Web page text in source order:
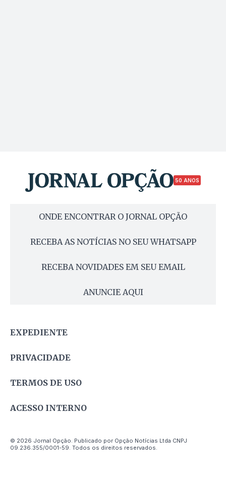
50 ANOS
ONDE ENCONTRAR O JORNAL OPÇÃO
RECEBA AS NOTÍCIAS NO SEU WHATSAPP
RECEBA NOVIDADES EM SEU EMAIL
ANUNCIE AQUI
EXPEDIENTE
PRIVACIDADE
TERMOS DE USO
ACESSO INTERNO
© 2026 Jornal Opção. Publicado por Opção Notícias Ltda CNPJ
09.236.355/0001-59. Todos os direitos reservados.